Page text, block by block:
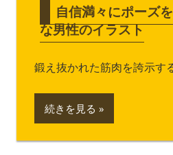
自信満々にポーズ
な男性のイラスト
鍛え抜かれた筋肉を誇示す
続きを見る